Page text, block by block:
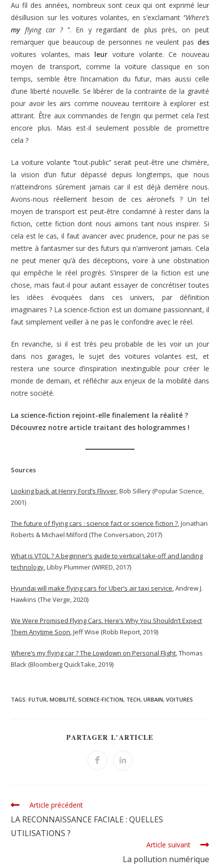
Au fil des années, nombreux sont ceux qui ont exprimé leur
désillusion sur les voitures volantes, en s’exclamant ‘’Where’s
myflying car ? ’’. En y regardant de plus près, on peut
remarquer que beaucoup de personnes ne veulent pas des
voitures volantes, mais leur voiture volante. Ce nouveau
moyen de transport, comme la voiture classique en son
temps, semble être l’incarnation du futur, mais aussi celle
d’une liberté nouvelle. Se libérer de la contrainte de la gravité
pour avoir les airs comme nouveau territoire à explorer est
attirant. Être aux commandes de l’engin qui permet cela l’est
encore plus. Mais est-il seulement possible de promettre
cela ?
La voiture volante ‘’tout-public’’ serait peut-être une chimère,
la vision d’un futur dépassé depuis longtemps, que nous
n’atteindrons sûrement jamais car il est déjà derrière nous.
Avons-nous réellement besoin de ces aéronefs ? Un tel
moyen de transport est peut-être condamné à rester dans la
fiction, cette fiction dont nous aimons tant nous inspirer. Si
cela est le cas, il faut avancer avec prudence, pour ne pas se
mettre à fantasmer sur des futurs qui n’arriveront jamais. Cela
ne peut mener qu’à des déceptions, voire à une obstination
qui empêche le réel progrès. S’inspirer de la fiction est une
chose, mais faut-il pour autant essayer de concrétiser toutes
les idées évoquées dans ces univers, par définition
imaginaires ? La science-fiction est un domaine passionnant, il
faut simplement veiller à ne pas le confondre avec le réel.
En revanche, si il est très peu probable de les voir un jour
dans nos garages, le sujet des voitures volantes est, et
restera une source d’inspiration inextinguible pour créer le
monde de demain, et réfléchir aux enjeux de la mobilité dans
notre société.
La science-fiction rejoint-elle finalement la réalité ?
Découvrez notre article traitant des hologrammes !
Sources
Looking back at Henry Ford’s Flivver, Bob Sillery (Popular Science,
2001)
The future of flying cars : science fact or science fiction ?, Jonathan
Roberts & Michael Milford (The Conversation, 2017)
What is VTOL ? A beginner’s guide to vertical take-off and landing
technology, Libby Plummer (WIRED, 2017)
Hyundai will make flying cars for Uber’s air taxi service, Andrew J.
Hawkins (The Verge, 2020)
We Were Promised Flying Cars. Here’s Why You Shouldn’t Expect
Them Anytime Soon, Jeff Wise (Robb Report, 2019)
Where’s my flying car ? The Lowdown on Personal Flight, Thomas
Black (Bloomberg QuickTake, 2019)
TAGS:FUTUR, MOBILITÉ, SCIENCE-FICTION, TECH, URBAIN, VOITURES
PARTAGER L'ARTICLE
Article précédent
LA RECONNAISSANCE FACIALE : QUELLES
UTILISATIONS ?
Article suivant
La pollution numérique